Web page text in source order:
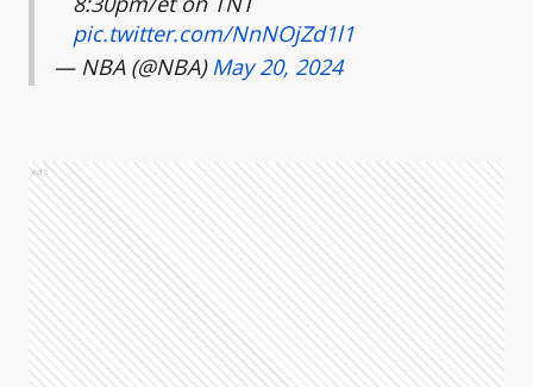
pic.twitter.com/NnNOjZd1l1
— NBA (@NBA)May 20, 2024
Ads